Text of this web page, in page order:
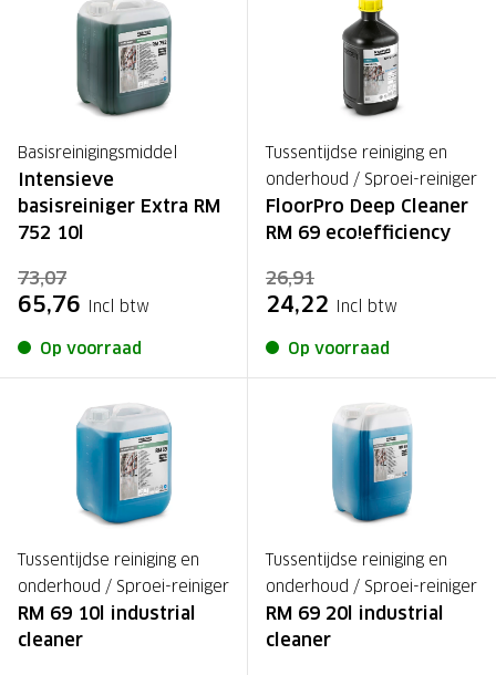
Basisreinigingsmiddel
Intensieve
basisreiniger Extra RM
752 10l
73,07
65,76 Incl btw
Op voorraad
Tussentijdse reiniging en
onderhoud / Sproei-reiniger
FloorPro Deep Cleaner
RM 69 eco!efficiency
26,91
24,22 Incl btw
Op voorraad
Tussentijdse reiniging en
onderhoud / Sproei-reiniger
RM 69 10l industrial
cleaner
Tussentijdse reiniging en
onderhoud / Sproei-reiniger
RM 69 20l industrial
cleaner